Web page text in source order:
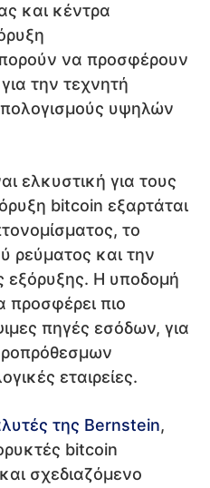
και κέντρα
να προσφέρουν
την τεχνητή
υψηλών
ελκυστική για τους
bitcoin εξαρτάται
το
ρεύματος και την
εξόρυξης. Η υποδομή
προσφέρει πιο
πηγές εσόδων, για
εταιρείες.
της Bernstein,
bitcoin
σχεδιαζόμενο